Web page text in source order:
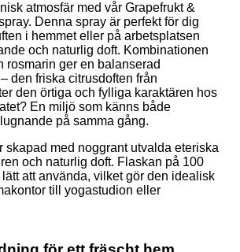
atmosfär med vår Grapefrukt &
Denna spray är perfekt för dig
i hemmet eller på arbetsplatsen
och naturlig doft. Kombinationen
rosmarin ger en balanserad
den friska citrusdoften från
den örtiga och fylliga karaktären hos
En miljö som känns både
på samma gång.
skapad med noggrant utvalda eteriska
och naturlig doft. Flaskan på 100
att använda, vilket gör den idealisk
till yogastudion eller